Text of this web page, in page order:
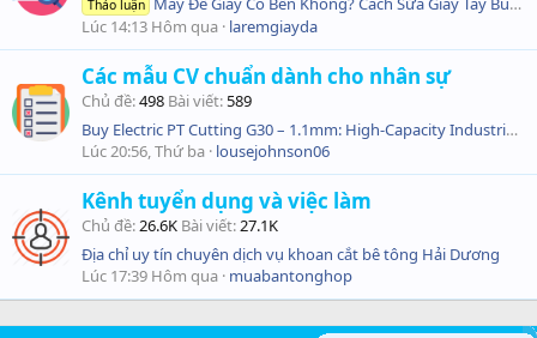
Thảo luận
Lúc 14:13 Hôm qua laremgiayda
Các mẫu CV chuẩn dành cho nhân sự
Chủ đề 498 Bài viết 589
Buy Electric PT Cutting G30 – 1.1mm: High-Capacity Industrial Shredder
Lúc 20:56, Thứ ba lousejohnson06
Kênh tuyển dụng và việc làm
Chủ đề 26.6K Bài viết 27.1K
Địa chỉ uy tín chuyên dịch vụ khoan cắt bê tông Hải Dương
Lúc 17:39 Hôm qua muabantonghop